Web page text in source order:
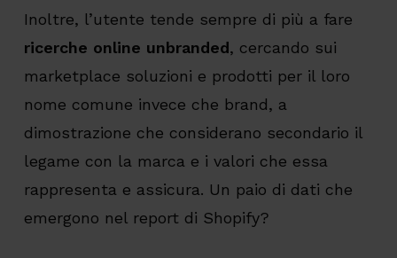
Inoltre, l’utente tende sempre di più a fare
ricerche online unbranded, cercando sui
marketplace soluzioni e prodotti per il loro
nome comune invece che brand, a
dimostrazione che considerano secondario il
legame con la marca e i valori che essa
rappresenta e assicura. Un paio di dati che
emergono nel report di Shopify?